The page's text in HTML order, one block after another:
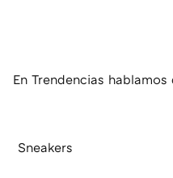
En Trendencias hablamos
Sneakers